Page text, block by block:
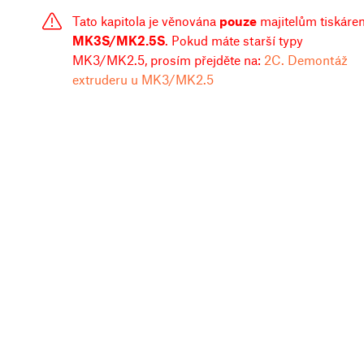
Tato kapitola je věnována pouze majitelům
MK3S/MK2.5S. Pokud máte starší typy
MK3/MK2.5, prosím přejděte na: 2C. Demontáž
extruderu u MK3/MK2.5